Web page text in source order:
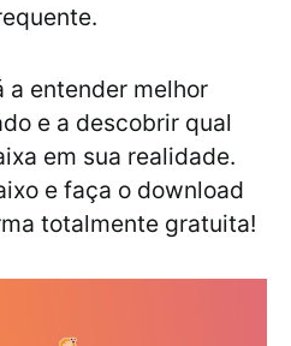
a entender melhor
e a descobrir qual
em sua realidade.
e faça o download
totalmente gratuita!